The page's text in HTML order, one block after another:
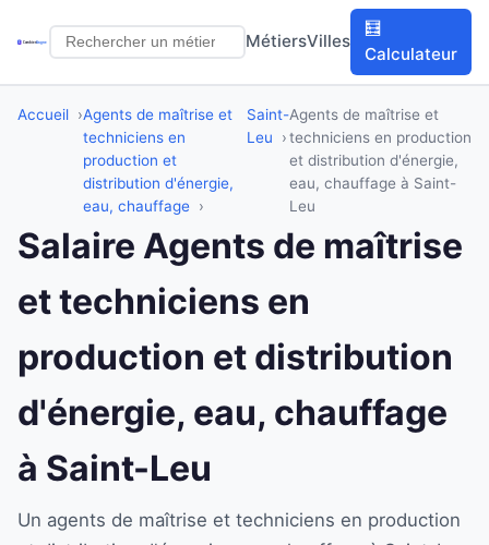
MétiersVilles
🧮
Calculateur
Accueil
Agents de maîtrise et
techniciens en
production et
distribution d'énergie,
eau, chauffage
Saint-
Leu
Agents de maîtrise et
techniciens en production
et distribution d'énergie,
eau, chauffage à Saint-
Leu
Salaire Agents de maîtrise
et techniciens en
production et distribution
d'énergie, eau, chauffage
à Saint-Leu
Un agents de maîtrise et techniciens en production